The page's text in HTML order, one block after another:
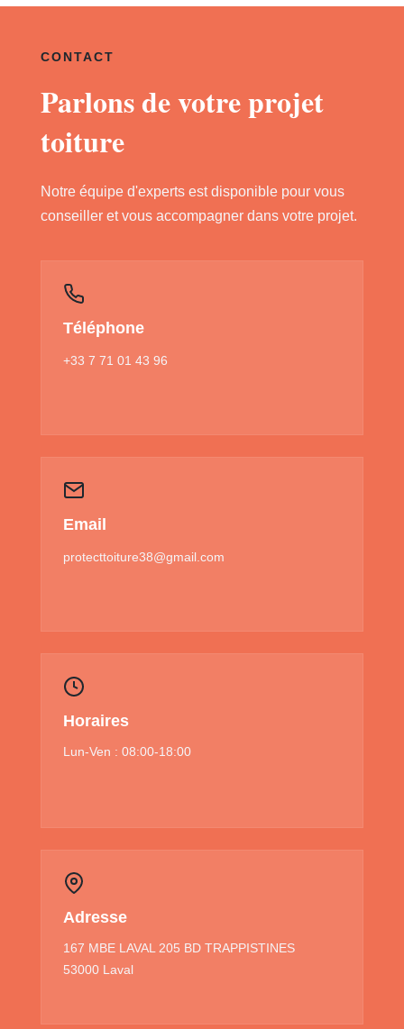
CONTACT
Parlons de votre projet
toiture
Notre équipe d'experts est disponible pour vous
conseiller et vous accompagner dans votre projet.
Téléphone
+33 7 71 01 43 96
Email
protecttoiture38@gmail.com
Horaires
Lun-Ven : 08:00-18:00
Adresse
167 MBE LAVAL 205 BD TRAPPISTINES
53000 Laval